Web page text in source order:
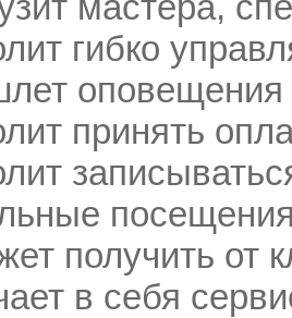
гибко
оповещения
принять
получить от
в себя